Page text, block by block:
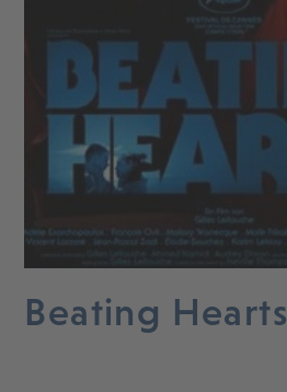
Beating Hearts